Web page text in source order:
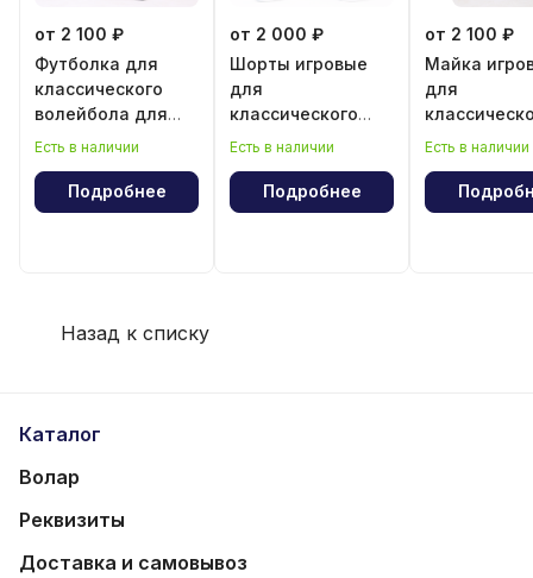
от 2 100 ₽
Футболка для
классического
волейбола для
девочки
Есть в наличии
Подробнее
от 2 000 ₽
Шорты игровые
для
классического
волейбола для
Есть в наличии
Подробнее
от 2 100 ₽
Майка
для
волейбола
Есть в наличии
Назад к списку
Каталог
Волар
Реквизиты
Доставка и самовывоз